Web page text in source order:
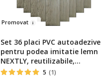
Promovat
Set 36 placi PVC autoadezive
pentru podea imitatie lemn
NEXTLY, reutilizabile,
waterproof, 91.4x15.2cm,
5 (1)